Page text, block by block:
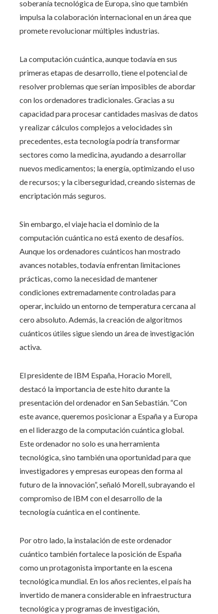
soberanía tecnológica de Europa, sino que también
impulsa la colaboración internacional en un área que
promete revolucionar múltiples industrias.
La computación cuántica, aunque todavía en sus
primeras etapas de desarrollo, tiene el potencial de
resolver problemas que serían imposibles de abordar
con los ordenadores tradicionales. Gracias a su
capacidad para procesar cantidades masivas de datos
y realizar cálculos complejos a velocidades sin
precedentes, esta tecnología podría transformar
sectores como la medicina, ayudando a desarrollar
nuevos medicamentos; la energía, optimizando el uso
de recursos; y la ciberseguridad, creando sistemas de
encriptación más seguros.
Sin embargo, el viaje hacia el dominio de la
computación cuántica no está exento de desafíos.
Aunque los ordenadores cuánticos han mostrado
avances notables, todavía enfrentan limitaciones
prácticas, como la necesidad de mantener
condiciones extremadamente controladas para
operar, incluido un entorno de temperatura cercana al
cero absoluto. Además, la creación de algoritmos
cuánticos útiles sigue siendo un área de investigación
activa.
El presidente de IBM España, Horacio Morell,
destacó la importancia de este hito durante la
presentación del ordenador en San Sebastián. “Con
este avance, queremos posicionar a España y a Europa
en el liderazgo de la computación cuántica global.
Este ordenador no solo es una herramienta
tecnológica, sino también una oportunidad para que
investigadores y empresas europeas den forma al
futuro de la innovación”, señaló Morell, subrayando el
compromiso de IBM con el desarrollo de la
tecnología cuántica en el continente.
Por otro lado, la instalación de este ordenador
cuántico también fortalece la posición de España
como un protagonista importante en la escena
tecnológica mundial. En los años recientes, el país ha
invertido de manera considerable en infraestructura
tecnológica y programas de investigación,